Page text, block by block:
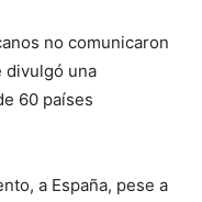
no comunicaron
divulgó una
60 países
a España, pese a